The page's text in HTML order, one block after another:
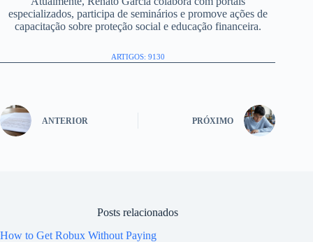
especializados, participa de seminários e promove ações de
capacitação sobre proteção social e educação financeira.
ARTIGOS: 9130
ANTERIOR PRÓXIMO
Posts relacionados
How to Get Robux Without Paying